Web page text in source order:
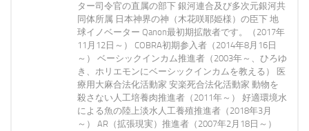
ター司令官の直属の部下 銀河連合及び多次元銀河共
同体所属 日本神界の神（木花咲耶姫様）の臣下 地
球イノベーター Qanon最初期拡散者です。（2017年
11月12日～） COBRA初期参入者（2014年8月16日
～） ベーシックインカム推進者（2003年～、ひろゆ
き、ホリエモンにベーシックインカムを教える） 医
療用大麻合法化活動家 安楽死合法化活動家 動物を
殺さない人工培養肉推進者（2011年～） 好適環境水
による魚の陸上淡水人工養殖推進者（2018年3月
～） AR（拡張現実）推進者（2007年2月18日～）